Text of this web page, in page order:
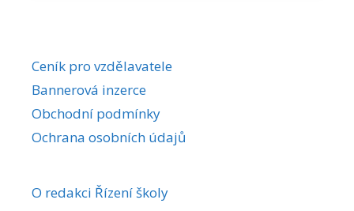
Ceník pro vzdělavatele
Bannerová inzerce
Obchodní podmínky
Ochrana osobních údajů
O redakci Řízení školy